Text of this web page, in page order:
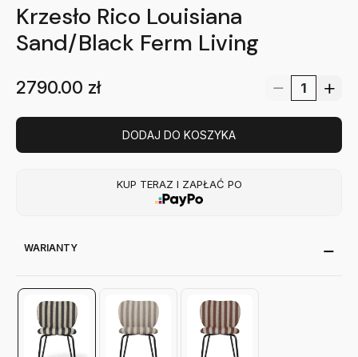
Krzesło Rico Louisiana
Sand/Black Ferm Living
2790.00 zł
DODAJ DO KOSZYKA
KUP TERAZ I ZAPŁAĆ PO
WARIANTY